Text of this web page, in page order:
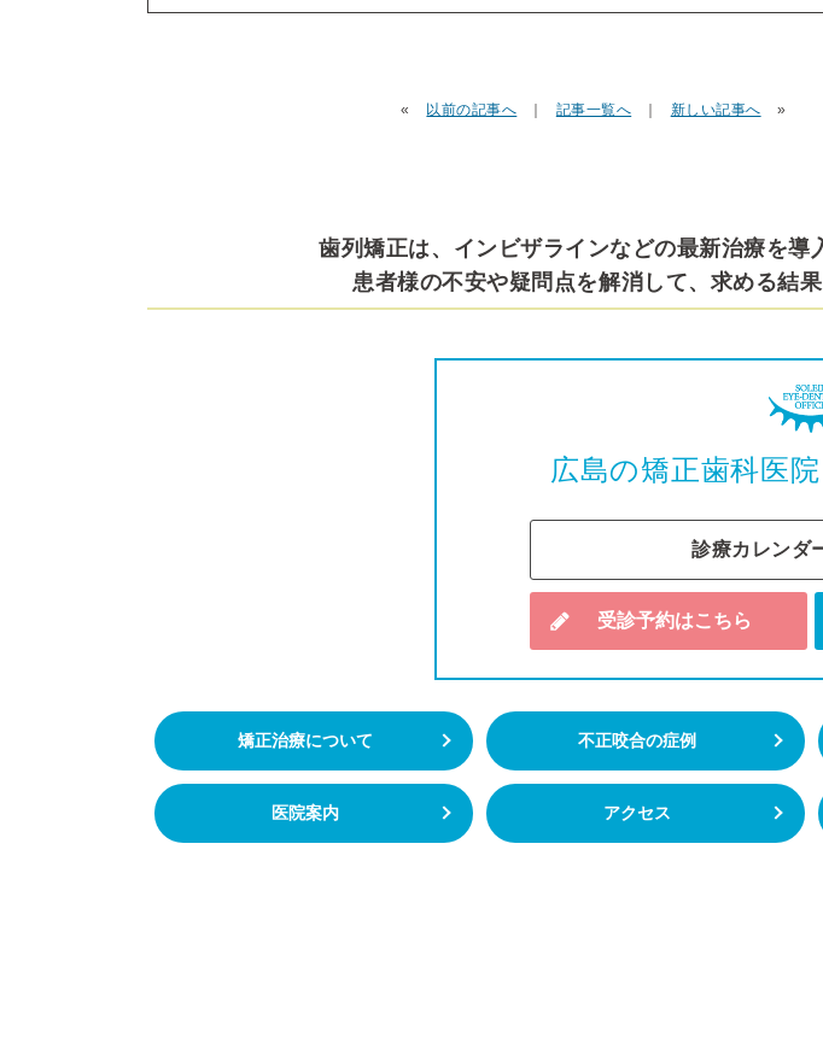
« 以前の記事へ 記事一覧へ 新しい記事へ »
歯列矯正は、インビザラインなどの最新治療を導
患者様の不安や疑問点を解消して、求める結
広島の矯正歯科医院
診療カレンダ
受診予約はこちら
矯正治療について 不正咬合の症例
医院案内 アクセス